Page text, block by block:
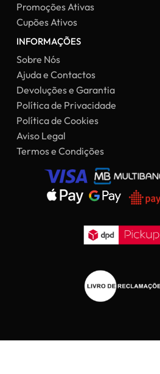
Ver Carrinho
Promoções Ativas
Cupões Ativos
INFORMAÇÕES
Sobre Nós
Ajuda e Contactos
Devoluções e Garantia
Política de Privacidade
Política de Cookies
Aviso Legal
Termos e Condições